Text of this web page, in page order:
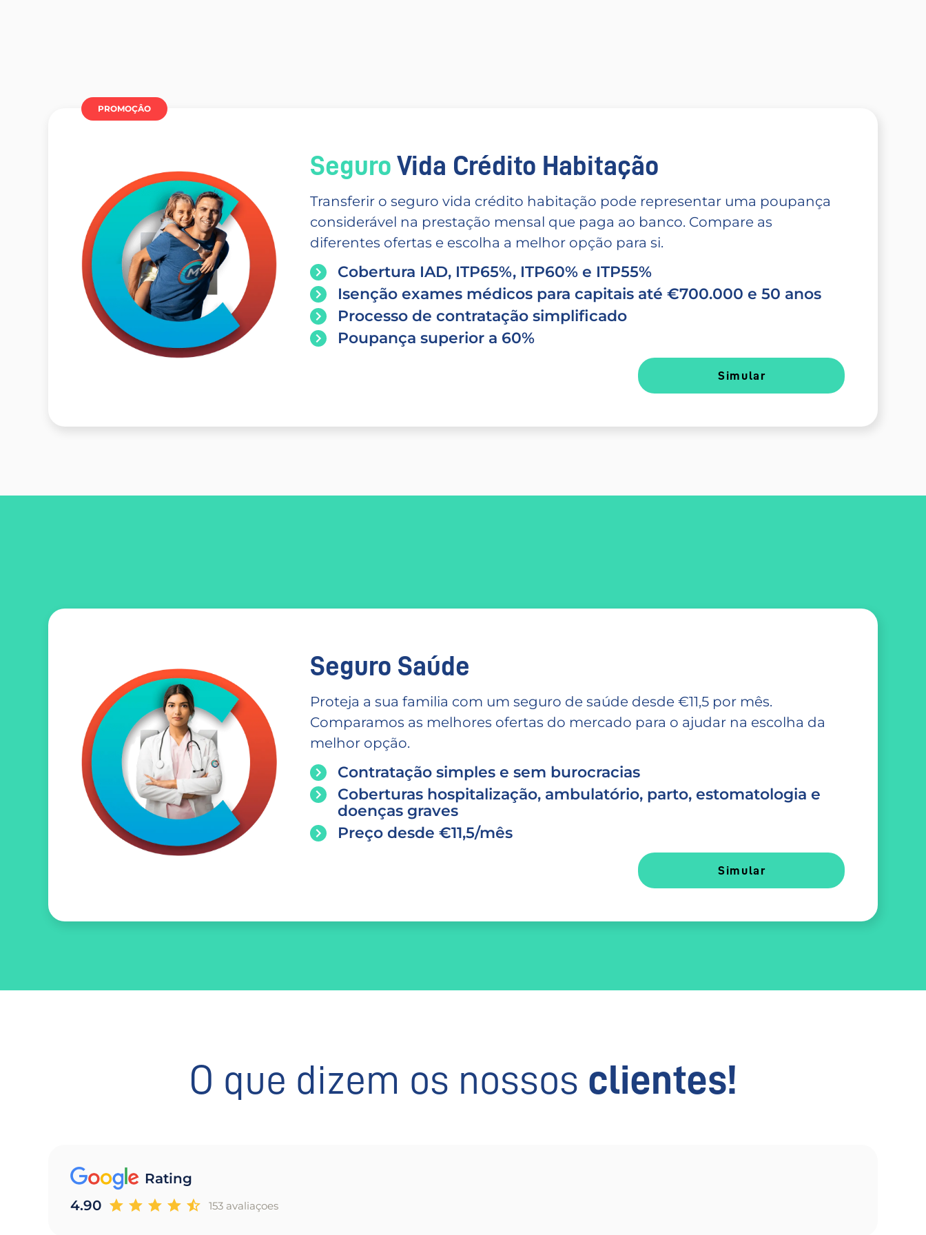
PROMOÇÂO
Seguro Vida Crédito Habitação
Transferir o seguro vida crédito habitação pode representar uma poupança
considerável na prestação mensal que paga ao banco. Compare as
diferentes ofertas e escolha a melhor opção para si.
Cobertura IAD, ITP65%, ITP60% e ITP55%
Isenção exames médicos para capitais até €700.000 e 50 anos
Processo de contratação simplificado
Poupança superior a 60%
Simular
Seguro Saúde
Proteja a sua familia com um seguro de saúde desde €11,5 por mês.
Comparamos as melhores ofertas do mercado para o ajudar na escolha da
melhor opção.
Contratação simples e sem burocracias
Coberturas hospitalização, ambulatório, parto, estomatologia e
doenças graves
Preço desde €11,5/mês
Simular
O que dizem os nossos clientes!
Rating
4.90
153 avaliaçoes